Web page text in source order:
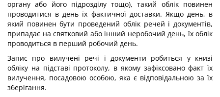
органу або його підрозділу тощо), такий облік повинен
проводитися в день їх фактичної доставки. Якщо день, в
який повинен бути проведений облік речей і документів,
припадає на святковий або інший неробочий день, їх облік
проводиться в перший робочий день.
Запис про вилучені речі і документи робиться у книзі
обліку на підставі протоколу, в якому зафіксовано факт їх
вилучення, посадовою особою, яка є відповідальною за їх
зберігання.